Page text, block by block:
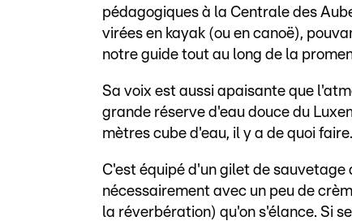
pédagogiques à la Centrale des
virées en kayak (ou en canoë),
notre guide tout au long de la
Sa voix est aussi apaisante que
grande réserve d'eau douce du
mètres cube d'eau, il y a de quoi faire.
C'est équipé d'un gilet de
nécessairement avec un peu de
la réverbération) qu'on s'élance. Si